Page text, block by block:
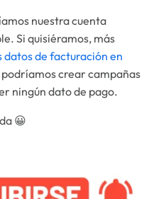
nuestra cuenta
Si quisiéramos, más
datos de facturación en
crear campañas
ningún dato de pago.
😀